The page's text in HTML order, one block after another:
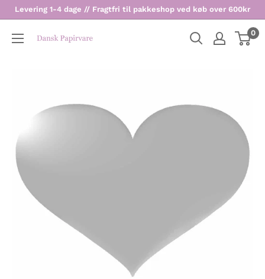
Levering 1-4 dage // Fragtfri til pakkeshop ved køb over 600kr
Dansk
0